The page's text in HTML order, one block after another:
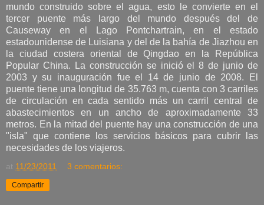
mundo construido sobre el agua, esto le convierte en el
tercer puente más largo del mundo después del de
Causeway en el Lago Pontchartrain, en el estado
estadounidense de Luisiana y del de la bahía de Jiazhou en
la ciudad costera oriental de Qingdao en la República
Popular China. La construcción se inició el 8 de junio de
2003 y su inauguración fue el 14 de junio de 2008. El
puente tiene una longitud de 35.763 m, cuenta con 3 carriles
de circulación en cada sentido más un carril central de
abastecimientos en un ancho de aproximadamente 33
metros. En la mitad del puente hay una construcción de una
"isla" que contiene los servicios básicos para cubrir las
necesidades de los viajeros.
at 11/23/2011 3 comentarios:
Compartir